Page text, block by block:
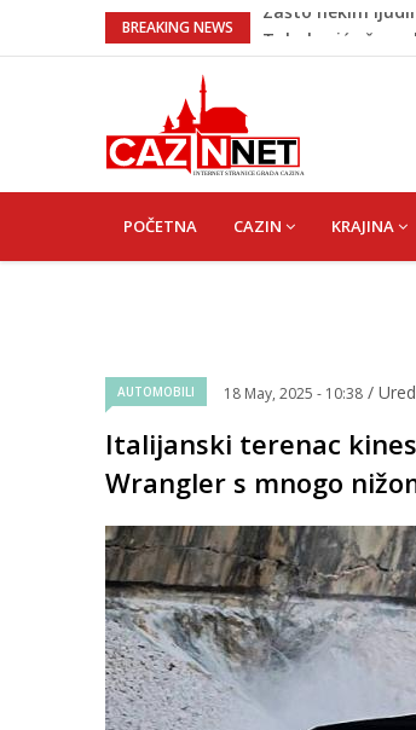
BREAKING NEWS
Tabaković ušao
“Pečat slobodi
Velika Kladuša
tragediju
Zašto nekim
NAVIGATION
POČETNA CAZIN KRAJINA
AUTOMOBILI 18 May, 2025 - 10:38 /
Italijanski terenac
Wrangler s mnogo